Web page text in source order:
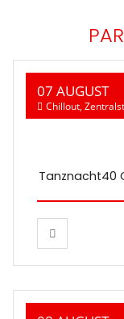
07 AUGUST
Chillout,
Tanznacht40